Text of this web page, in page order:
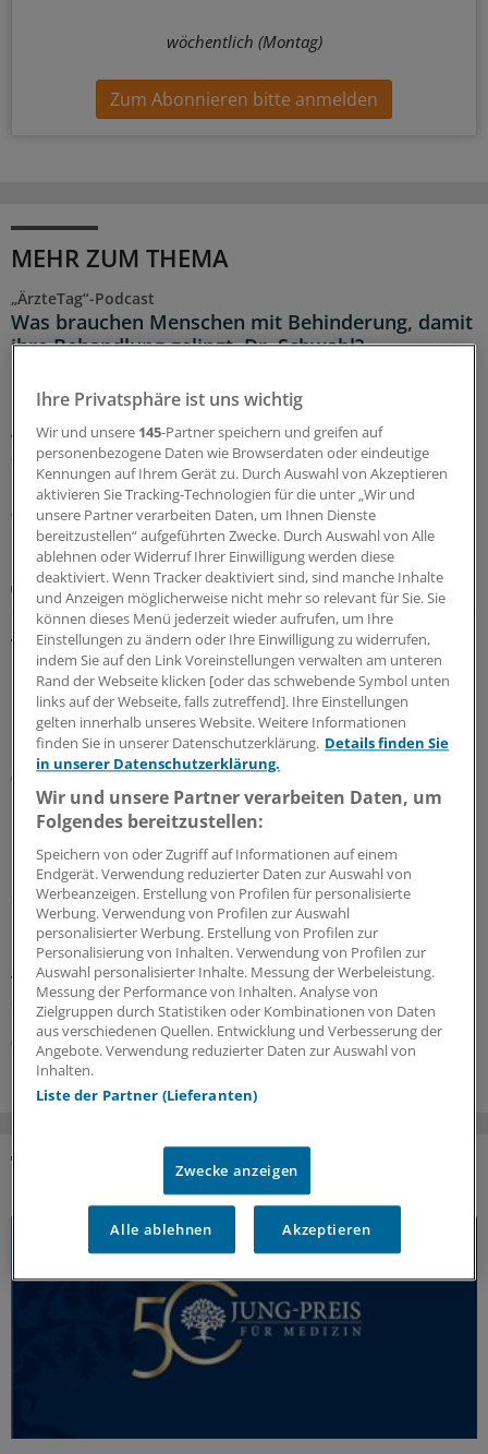
wöchentlich (Montag)
Zum Abonnieren bitte anmelden
MEHR ZUM THEMA
„ÄrzteTag“-Podcast
Was brauchen Menschen mit Behinderung, damit
ihre Behandlung gelingt, Dr. Schwabl?
mit Angst und Stress verbunden – so dass sie ihn, wo es
geht, vermeiden. Dr. Janina Schwabl erklärt im
„ÄrzteTag“-Podcast, warum diese Ängste so groß sind
und was Ärztinnen und Ärzte tun können.
05.08.2026
Update 2026
S3-Leitlinie Lungenkrebs: Das sind die wichtigsten
Änderungen
Die S3-Leitlinie „Prävention, Diagnostik, Therapie und
Nachsorge des Lungenkarzinoms“ wurde aktualisiert.
Professor Wolfgang Schütte erläutert, was für
Hausärztinnen und Hausärzte wichtig ist.
05.08.2026
Leitliniennutzung
Hausärzte wünschen sich Leitlinien kürzer,
strukturierter und praxisnäher
In hausärztlichen Praxen wird durchaus regelmäßig auf
Leitlinien zurückgegriffen – eine Umfrage zeigt allerdings
wegen Zeitmangels und zu umfangreicher Dokumente
deutlichen Verbesserungsbedarf.
03.08.2026
DAS KÖNNTE SIE AUCH INTERESSIEREN
Ihre Privatsphäre ist uns wichtig
Wir und unsere 145-Partner speichern und greifen auf
personenbezogene Daten wie Browserdaten oder eindeutige
Kennungen auf Ihrem Gerät zu. Durch Auswahl von Akzeptieren
aktivieren Sie Tracking-Technologien für die unter „Wir und
unsere Partner verarbeiten Daten, um Ihnen Dienste
bereitzustellen“ aufgeführten Zwecke. Durch Auswahl von Alle
ablehnen oder Widerruf Ihrer Einwilligung werden diese
deaktiviert. Wenn Tracker deaktiviert sind, sind manche Inhalte
und Anzeigen möglicherweise nicht mehr so relevant für Sie. Sie
können dieses Menü jederzeit wieder aufrufen, um Ihre
Einstellungen zu ändern oder Ihre Einwilligung zu widerrufen,
indem Sie auf den Link Voreinstellungen verwalten am unteren
Rand der Webseite klicken [oder das schwebende Symbol unten
links auf der Webseite, falls zutreffend]. Ihre Einstellungen
gelten innerhalb unseres Website. Weitere Informationen
finden Sie in unserer Datenschutzerklärung. Details finden Sie
in unserer Datenschutzerklärung.
Wir und unsere Partner verarbeiten Daten, um
Folgendes bereitzustellen:
Speichern von oder Zugriff auf Informationen auf einem
Endgerät. Verwendung reduzierter Daten zur Auswahl von
Werbeanzeigen. Erstellung von Profilen für personalisierte
Werbung. Verwendung von Profilen zur Auswahl
personalisierter Werbung. Erstellung von Profilen zur
Personalisierung von Inhalten. Verwendung von Profilen zur
Auswahl personalisierter Inhalte. Messung der Werbeleistung.
Messung der Performance von Inhalten. Analyse von
Zielgruppen durch Statistiken oder Kombinationen von Daten
aus verschiedenen Quellen. Entwicklung und Verbesserung der
Angebote. Verwendung reduzierter Daten zur Auswahl von
Inhalten.
Liste der Partner (Lieferanten)
Zwecke anzeigen
Alle ablehnen Akzeptieren